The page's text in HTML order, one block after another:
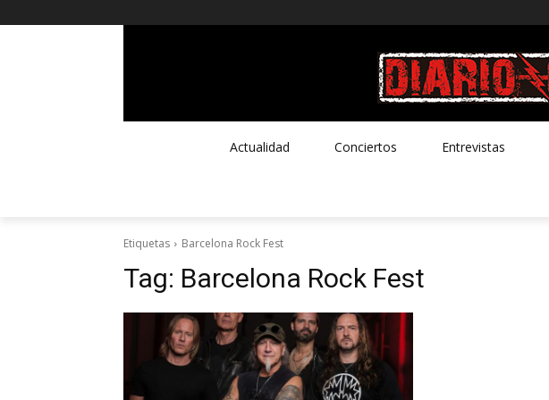
Actualidad Conciertos Entrevistas
Etiquetas Barcelona Rock Fest
Tag: Barcelona Rock Fest